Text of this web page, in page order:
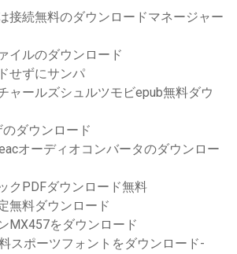
接続無料のダウンロードマネージャー
イルのダウンロード
せずにサンパ
ャールズシュルツモビepub無料ダウ
ダウンロード
オーディオコンバータのダウンロー
クPDFダウンロード無料
無料ダウンロード
MX457をダウンロード
スポーツフォントをダウンロード-